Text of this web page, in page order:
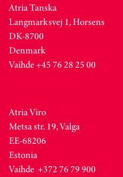
Atria Tanska
Langmarksvej 1, Horsens
DK-8700
Denmark
Vaihde +45 76 28 25 00
Atria Viro
Metsa str. 19, Valga
EE-68206
Estonia
Vaihde +372 76 79 900